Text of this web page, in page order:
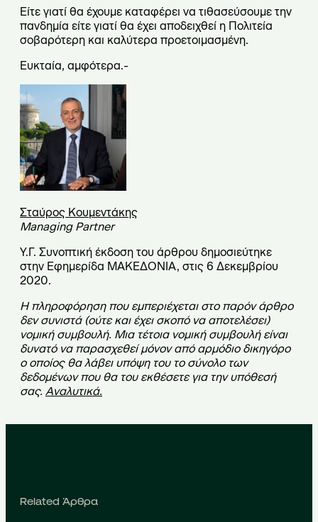
Είτε γιατί θα έχουμε καταφέρει να τιθασεύσουμε την
πανδημία είτε γιατί θα έχει αποδειχθεί η Πολιτεία
σοβαρότερη και καλύτερα προετοιμασμένη.
Ευκταία, αμφότερα.-
Σταύρος Κουμεντάκης
Managing Partner
Υ.Γ. Συνοπτική έκδοση του άρθρου δημοσιεύτηκε
στην Εφημερίδα ΜΑΚΕΔΟΝΙΑ, στις 6 Δεκεμβρίου
2020.
Η πληροφόρηση που εμπεριέχεται στο παρόν άρθρο
δεν συνιστά (ούτε και έχει σκοπό να αποτελέσει)
νομική συμβουλή. Μια τέτοια νομική συμβουλή είναι
δυνατό να παρασχεθεί μόνον από αρμόδιο δικηγόρο
ο οποίος θα λάβει υπόψη του το σύνολο των
δεδομένων που θα του εκθέσετε για την υπόθεσή
σας. Αναλυτικά.
Related Άρθρα